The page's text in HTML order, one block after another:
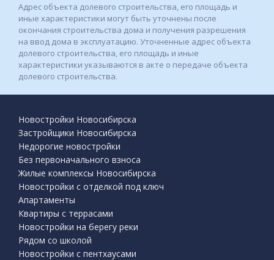
Адрес объекта долевого строительства, его площадь и
иные характеристики могут быть уточнены после
окончания строительства дома и получения разрешения
на ввод дома в эксплуатацию. Уточненные адрес объекта
долевого строительства, его площадь и иные
характеристики указываются в акте о передаче объекта
долевого строительства.
Новостройки Новосибирска
Застройщики Новосибирска
Недорогие новостройки
Без первоначального взноса
Жилые комплексы Новосибирска
Новостройки с отделкой под ключ
Апартаменты
Квартиры с террасами
Новостройки на берегу реки
Рядом со школой
Новостройки с пентхаусами